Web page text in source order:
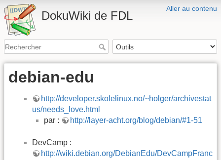
Aller au contenu
DokuWiki de FDL
debian-edu
http://developer.skolelinux.no/~holger/archivestat
us/needs_love.html
par :
http://layer-acht.org/blog/debian/#1-51
DevCamp :
http://wiki.debian.org/DebianEdu/DevCampFranc